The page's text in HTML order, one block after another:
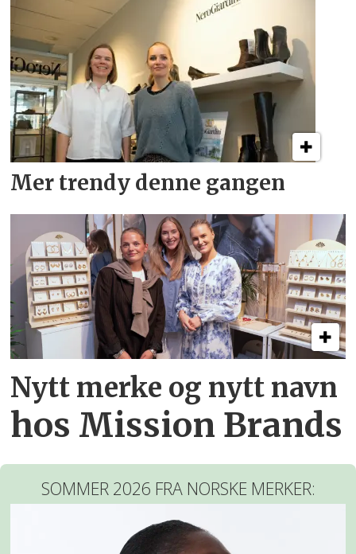
Mer trendy denne gangen
Nytt merke og nytt navn
hos Mission Brands
SOMMER 2026 FRA NORSKE MERKER: